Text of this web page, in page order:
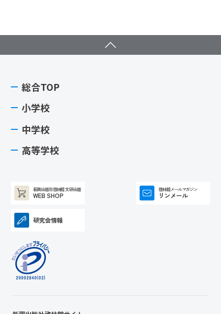
総合TOP
小学校
中学校
高等学校
新興出版社啓林館 文研出版
WEB SHOP
啓林館メールマガジン
リンメール
研究会情報